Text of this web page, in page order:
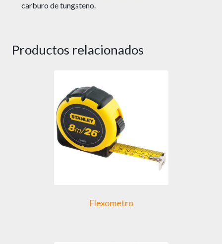
carburo de tungsteno.
Productos relacionados
Flexometro